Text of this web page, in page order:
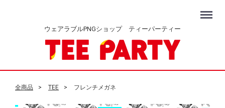
ウェアラブルPNGショップ ティーパーティー
Menu
全商品 TEE フレンチメガネ